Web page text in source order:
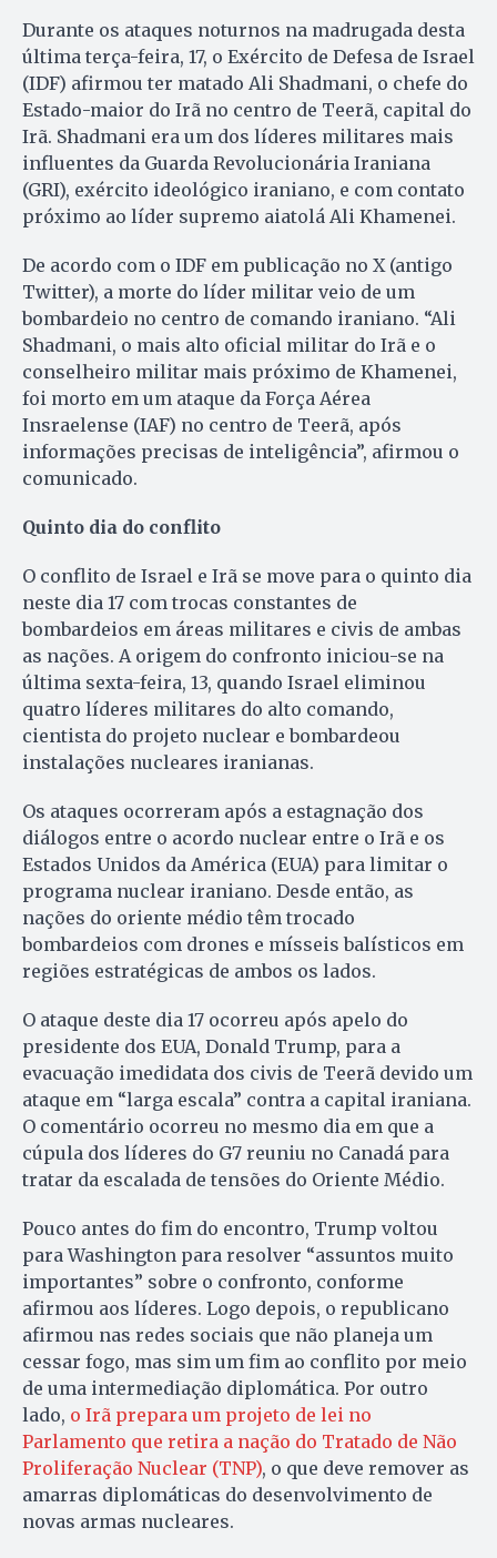
Durante os ataques noturnos na madrugada desta
última terça-feira, 17, o Exército de Defesa de Israel
(IDF) afirmou ter matado Ali Shadmani, o chefe do
Estado-maior do Irã no centro de Teerã, capital do
Irã. Shadmani era um dos líderes militares mais
influentes da Guarda Revolucionária Iraniana
(GRI), exército ideológico iraniano, e com contato
próximo ao líder supremo aiatolá Ali Khamenei.
De acordo com o IDF em publicação no X (antigo
Twitter), a morte do líder militar veio de um
bombardeio no centro de comando iraniano. “Ali
Shadmani, o mais alto oficial militar do Irã e o
conselheiro militar mais próximo de Khamenei,
foi morto em um ataque da Força Aérea
Insraelense (IAF) no centro de Teerã, após
informações precisas de inteligência”, afirmou o
comunicado.
Quinto dia do conflito
O conflito de Israel e Irã se move para o quinto dia
neste dia 17 com trocas constantes de
bombardeios em áreas militares e civis de ambas
as nações. A origem do confronto iniciou-se na
última sexta-feira, 13, quando Israel eliminou
quatro líderes militares do alto comando,
cientista do projeto nuclear e bombardeou
instalações nucleares iranianas.
Os ataques ocorreram após a estagnação dos
diálogos entre o acordo nuclear entre o Irã e os
Estados Unidos da América (EUA) para limitar o
programa nuclear iraniano. Desde então, as
nações do oriente médio têm trocado
bombardeios com drones e mísseis balísticos em
regiões estratégicas de ambos os lados.
O ataque deste dia 17 ocorreu após apelo do
presidente dos EUA, Donald Trump, para a
evacuação imedidata dos civis de Teerã devido um
ataque em “larga escala” contra a capital iraniana.
O comentário ocorreu no mesmo dia em que a
cúpula dos líderes do G7 reuniu no Canadá para
tratar da escalada de tensões do Oriente Médio.
Pouco antes do fim do encontro, Trump voltou
para Washington para resolver “assuntos muito
importantes” sobre o confronto, conforme
afirmou aos líderes. Logo depois, o republicano
afirmou nas redes sociais que não planeja um
cessar fogo, mas sim um fim ao conflito por meio
de uma intermediação diplomática. Por outro
lado, o Irã prepara um projeto de lei no
Parlamento que retira a nação do Tratado de Não
Proliferação Nuclear (TNP), o que deve remover as
amarras diplomáticas do desenvolvimento de
novas armas nucleares.